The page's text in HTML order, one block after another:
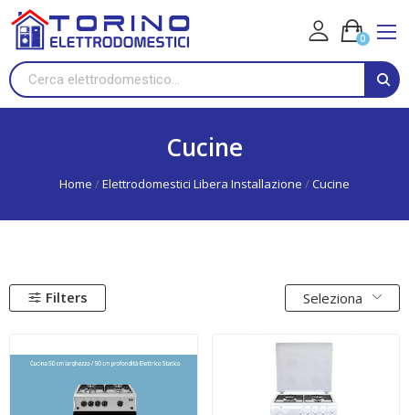
0
Cucine
Home Elettrodomestici Libera Installazione Cucine
Filters Seleziona